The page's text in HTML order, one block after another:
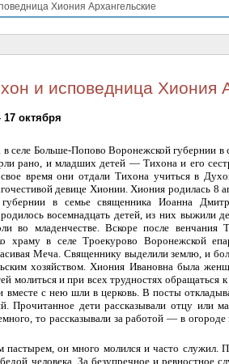
Хиония Архангельские
и исповедница Хиония
17 октября
селе Больше-Попово Воронежской губернии в
рано, и младших детей — Тихона и его
время они отдали Тихона учиться в
девице Хионии. Хиония родилась 8
в семье священника Иоанна
восемнадцать детей, из них выжили
во младенчестве. Вскоре после венчания
храму в селе Троекурово Воронежской
Меча. Священнику выделили землю, и
хозяйством. Хиония Ивановна была
молиться и при всех трудностях обращаться к
с нею шли в церковь. В посты
Прочитанное дети рассказывали отцу или
то рассказывали за работой — в огороде
он много молился и часто служил.
человека. За безупречное и ревностное